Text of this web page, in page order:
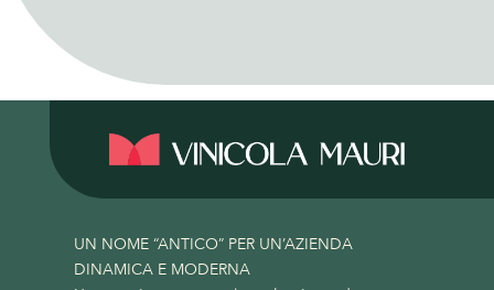
UN NOME “ANTICO” PER UN’AZIENDA
DINAMICA E MODERNA